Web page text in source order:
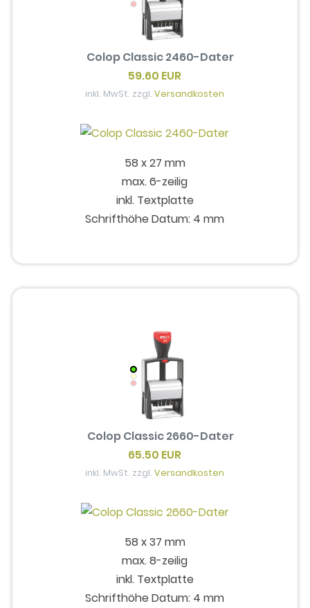
Colop Classic 2460-Dater
59.60 EUR
inkl. MwSt. zzgl.Versandkosten
58 x 27 mm
max. 6-zeilig
inkl. Textplatte
Schrifthöhe Datum: 4 mm
Colop Classic 2660-Dater
65.50 EUR
inkl. MwSt. zzgl.Versandkosten
58 x 37 mm
max. 8-zeilig
inkl. Textplatte
Schrifthöhe Datum: 4 mm